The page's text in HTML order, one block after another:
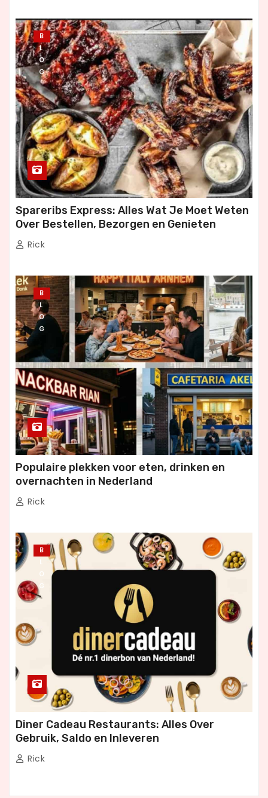
B
L
O
G
Spareribs Express: Alles Wat Je Moet Weten
Over Bestellen, Bezorgen en Genieten
Rick
B
L
O
G
Populaire plekken voor eten, drinken en
overnachten in Nederland
Rick
B
L
O
G
Diner Cadeau Restaurants: Alles Over
Gebruik, Saldo en Inleveren
Rick